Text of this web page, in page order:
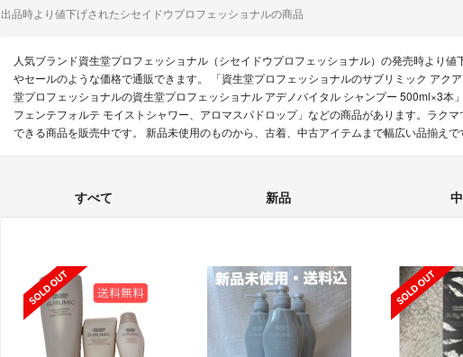
出品時より値下げされたシセイドウプロフェッショナルの商品
人気ブランド資生堂プロフェッショナル（シセイドウプロフェッショナル）の発売時より
やセールのような価格で通販できます。 「資生堂プロフェッショナルのサブリミック アク
堂プロフェッショナルの資生堂プロフェッショナル アデノバイタル シャンプー 500ml×3本
フェンテフォルテ モイストシャワー、アロマスパドロップ」などの商品があります。ラク
できる商品を販売中です。 新品未使用のものから、古着、中古アイテムまで幅広い品揃えで
すべて 新品